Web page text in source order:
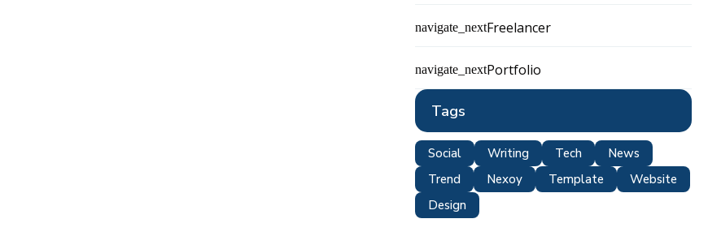
navigate_nextFreelancer
navigate_nextPortfolio
Tags
Social Writing Tech
News
Trend
Nexoy Template
Website
Design